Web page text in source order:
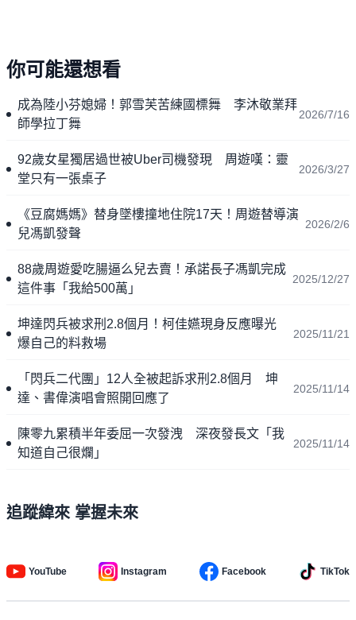
你可能還想看
成為陸小芬媳婦！郭雪芙苦練國標舞 李沐敬業拜
師學拉丁舞
2026/7/16
92歲女星獨居過世被Uber司機發現 周遊嘆：靈
堂只有一張桌子
2026/3/27
《豆腐媽媽》替身墜樓撞地住院17天！周遊替導演
兒馮凱發聲
2026/2/6
88歲周遊愛吃腸逼么兒去賣！承諾長子馮凱完成
這件事「我給500萬」
2025/12/27
坤達閃兵被求刑2.8個月！柯佳嬿現身反應曝光
爆自己的料救場
2025/11/21
「閃兵二代團」12人全被起訴求刑2.8個月 坤
達、書偉演唱會照開回應了
2025/11/14
陳零九累積半年委屈一次發洩 深夜發長文「我
知道自己很爛」
2025/11/14
追蹤緯來 掌握未來
YouTube Instagram Facebook TikTok